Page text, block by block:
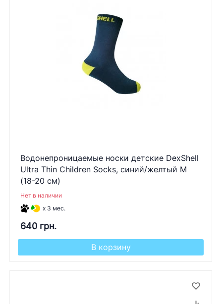
Водонепроницаемые носки детские DexShell
Ultra Thin Children Socks, синий/желтый M
(18-20 см)
Нет в наличии
x 3 мес.
640 грн.
В корзину